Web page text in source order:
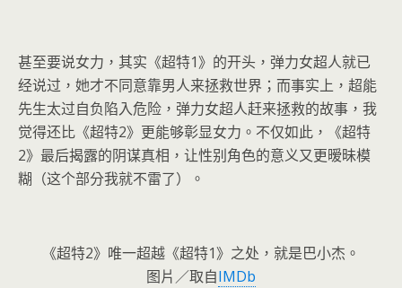
甚至要说女力，其实《超特1》的开头，弹力女超人就已
经说过，她才不同意靠男人来拯救世界；而事实上，超能
先生太过自负陷入危险，弹力女超人赶来拯救的故事，我
觉得还比《超特2》更能够彰显女力。不仅如此，《超特
2》最后揭露的阴谋真相，让性别角色的意义又更暧昧模
糊（这个部分我就不雷了）。
《超特2》唯一超越《超特1》之处，就是巴小杰。
图片／取自IMDb